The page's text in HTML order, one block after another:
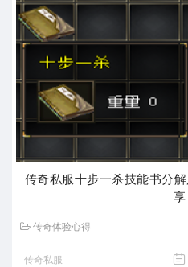
传奇私服十步一杀技能书分
享
传奇体验心得
传奇私服